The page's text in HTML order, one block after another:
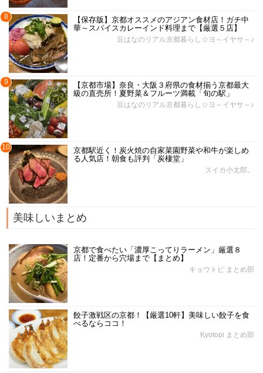
8
【保存版】京都オススメのアジアン食材店！ガチ中
華～スパイスカレーインド料理まで【厳選５店】
豆はなのリアル京都暮らし☆ヨ～イヤサ～♪
9
【京都市場】奈良・大阪３府県の食材揃う京都最大
級の直売所！夏野菜＆フルーツ満載「旬の駅」
豆はなのリアル京都暮らし☆ヨ～イヤサ～♪
10
京都駅近く！炭火焼の自家菜園野菜や和牛が楽しめ
る人気店！朝食も評判「炭棲堂」
スイカ小太郎。
美味しいまとめ
京都で食べたい「濃厚こってりラーメン」厳選８
店！定番から穴場まで【まとめ】
キョウトピ まとめ部
餃子激戦区の京都！【厳選10軒】美味しい餃子を食
べるならココ！
Kyotopi まとめ部